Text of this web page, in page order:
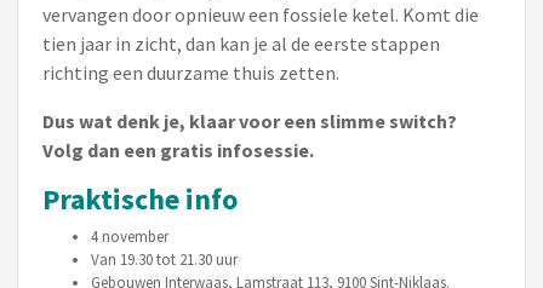
vervangen door opnieuw een fossiele ketel. Komt die
tien jaar in zicht, dan kan je al de eerste stappen
richting een duurzame thuis zetten.
Dus wat denk je, klaar voor een slimme switch?
Volg dan een gratis infosessie.
Praktische info
4 november
Van 19.30 tot 21.30 uur
Gebouwen Interwaas, Lamstraat 113, 9100 Sint-Niklaas.